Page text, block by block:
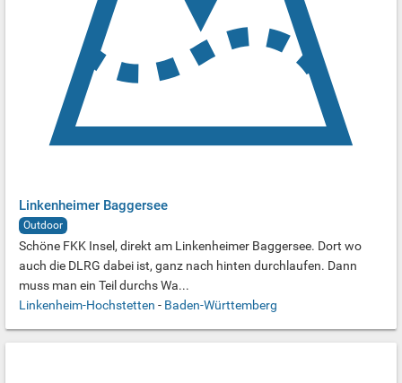
Linkenheimer Baggersee
Outdoor
Schöne FKK Insel, direkt am Linkenheimer Baggersee. Dort wo
auch die DLRG dabei ist, ganz nach hinten durchlaufen. Dann
muss man ein Teil durchs Wa...
Linkenheim-Hochstetten - Baden-Württemberg